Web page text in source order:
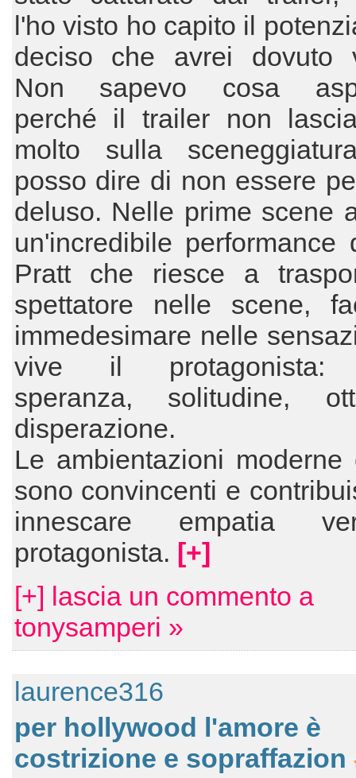
l'ho visto ho capito il
deciso che avrei dovuto
Non sapevo cosa
perché il trailer non
molto sulla
posso dire di non essere
deluso. Nelle prime scene
un'incredibile performance
Pratt che riesce a
spettatore nelle scene,
immedesimare nelle
vive il protagonista:
speranza, solitudine,
disperazione.
Le ambientazioni moderne
sono convincenti e
innescare empatia
protagonista. [+]
[+] lascia un commento a
tonysamperi »
laurence316
per hollywood l'amore è
costrizione e sopraffazion